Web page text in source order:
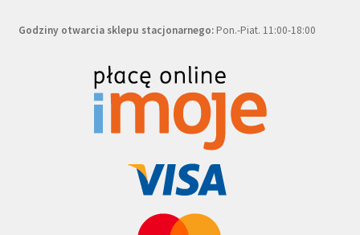
Godziny otwarcia sklepu stacjonarnego:Pon.-Piat. 11:00-18:00